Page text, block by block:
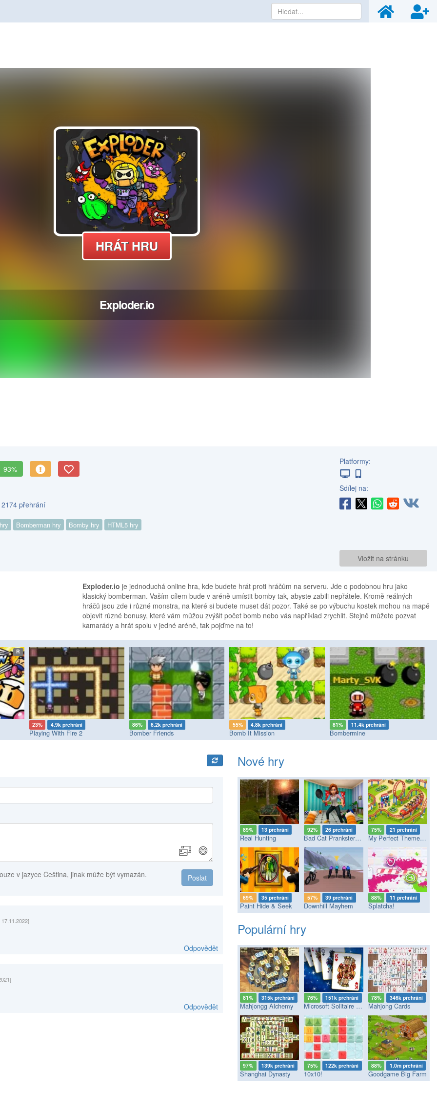
93%
2174 přehrání
Bomberman hry Bomby hry HTML5 hry
Platformy:
Sdílej na:
Vložit na stránku
Exploder.io je jednoduchá online hra, kde budete hrát proti hráčům na serveru. Jde o podobnou hru jako
klasický bomberman. Vaším cílem bude v aréně umístit bomby tak, abyste zabili nepřátele. Kromě reálných
hráčů jsou zde i různé monstra, na které si budete muset dát pozor. Také se po výbuchu kostek mohou na mapě
objevit různé bonusy, které vám můžou zvýšit počet bomb nebo vás například zrychlit. Stejně můžete pozvat
kamarády a hrát spolu v jedné aréně, tak pojďme na to!
86% 6.2k přehrání
Bomber Friends
55% 4.8k přehrání
Bomb It Mission
81% 11.4k přehrání
Bombermine
69% 36 přehrání
Paint Hide & Seek
😄
Poslat
v jazyce Čeština, jinak může být vymazán.
17.11.2022]
Odpovědět
Odpovědět
Nové hry
89% 13 přehrání
Real Hunting
92% 26 přehrání
Bad Cat Prankster - Mom’s Return
75% 21 přehrání
My Perfect Theme Park
69% 35 přehrání
Paint Hide & Seek
57% 39 přehrání
Downhill Mayhem
88% 11 přehrání
Splatcha!
Populární hry
81% 315k přehrání
Mahjongg Alchemy
76% 151k přehrání
Microsoft Solitaire Collection
78% 346k přehrání
Mahjong Cards
97% 139k přehrání
Shanghai Dynasty
75% 122k přehrání
10x10!
88% 1.0m přehrání
Goodgame Big Farm